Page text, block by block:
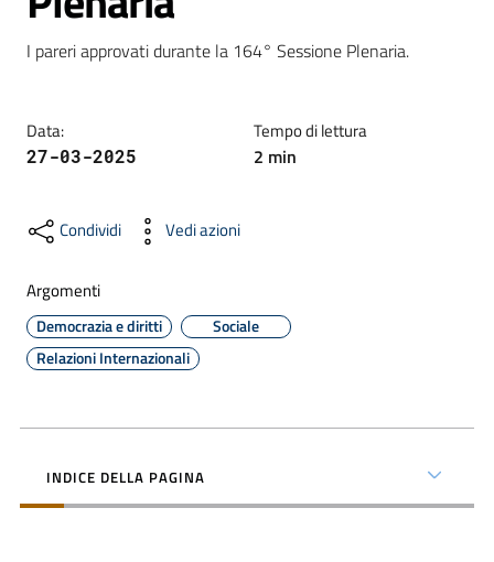
eventi
Partecipazione
I pareri approvati durante la 164° Sessione Plenaria.
Data:
27-03-2025
Tempo di lettura
2 min
Condividi Vedi azioni
Argomenti
Democrazia e diritti
Sociale
Relazioni Internazionali
INDICE DELLA PAGINA